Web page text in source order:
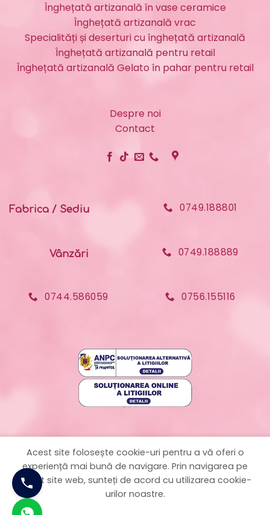
Înghețată artizanală în vase ceramice
Înghețată artizanală vrac
Specialități și deserturi cu înghețată artizanală
Înghețată artizanală pentru retail
Înghețată artizanală Gelato în pahar pentru retail
Despre noi
Contact
Fabrica / Sediu 0749.188801
Vânzări 0749.188889
0744.586059 0756.155116
Politica de confidențialitate – GDPR
Acest site folosește cookie-uri pentru a vă oferi o
experiență mai bună de navigare. Prin navigarea pe
acest site web, sunteți de acord cu utilizarea cookie-
urilor noastre.